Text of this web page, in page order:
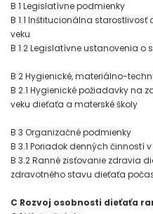
B 1 Legislatívne podmienky
B 1.1 Inštitucionálna
veku
B 1.2 Legislatívne ustanovenia
B 2 Hygienické, materiálno-
B 2.1 Hygienické požiadavky na
veku dieťaťa a materské školy
B 3 Organizačné podmienky
B 3.1 Poriadok denných činností
B 3.2 Ranné zisťovanie zdravia
zdravotného stavu dieťaťa
C Rozvoj osobnosti dieťaťa